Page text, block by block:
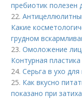
пребиотик полезен
22.
Какие
грудном
23.Омоложение
Контурная пластика
24.Серьга в ухо
25. Как вкусно
показано при